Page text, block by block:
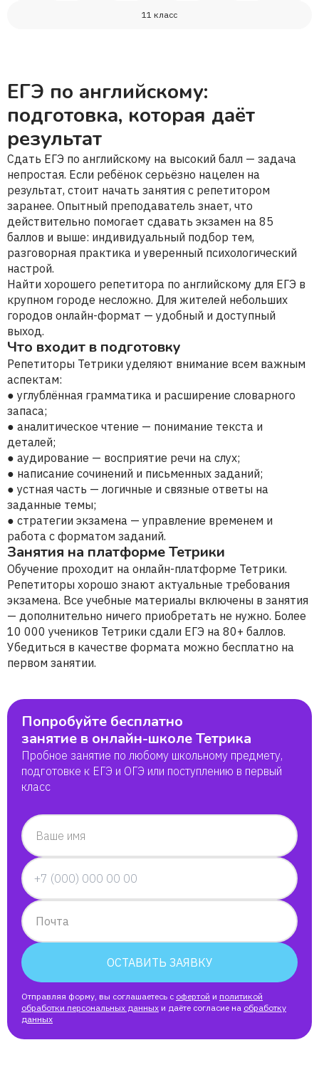
11 класс
ЕГЭ по английскому:
подготовка, которая даёт
результат
Сдать ЕГЭ по английскому на высокий балл — задача
непростая. Если ребёнок серьёзно нацелен на
результат, стоит начать занятия с репетитором
заранее. Опытный преподаватель знает, что
действительно помогает сдавать экзамен на 85
баллов и выше: индивидуальный подбор тем,
разговорная практика и уверенный психологический
настрой.
Найти хорошего репетитора по английскому для ЕГЭ в
крупном городе несложно. Для жителей небольших
городов онлайн-формат — удобный и доступный
выход.
Что входит в подготовку
Репетиторы Тетрики уделяют внимание всем важным
аспектам:
● углублённая грамматика и расширение словарного
запаса;
● аналитическое чтение — понимание текста и
деталей;
● аудирование — восприятие речи на слух;
● написание сочинений и письменных заданий;
● устная часть — логичные и связные ответы на
заданные темы;
● стратегии экзамена — управление временем и
работа с форматом заданий.
Занятия на платформе Тетрики
Обучение проходит на онлайн-платформе Тетрики.
Репетиторы хорошо знают актуальные требования
экзамена. Все учебные материалы включены в занятия
— дополнительно ничего приобретать не нужно. Более
10 000 учеников Тетрики сдали ЕГЭ на 80+ баллов.
Убедиться в качестве формата можно бесплатно на
первом занятии.
Попробуйте бесплатно
занятие в онлайн-школе Тетрика
Пробное занятие по любому школьному предмету,
подготовке к ЕГЭ и ОГЭ или поступлению в первый
класс
Ваше имя
Почта
ОСТАВИТЬ ЗАЯВКУ
Отправляя форму, вы соглашаетесь с офертой и политикой
обработки персональных данных и даёте согласие на обработку
данных